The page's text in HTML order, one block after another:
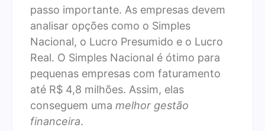
passo importante. As empresas devem
analisar opções como o Simples
Nacional, o Lucro Presumido e o Lucro
Real. O Simples Nacional é ótimo para
pequenas empresas com faturamento
até R$ 4,8 milhões. Assim, elas
conseguem uma melhor gestão
financeira.